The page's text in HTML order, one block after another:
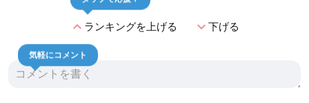
expand_lessランキングを上げる expand_more下げる
気軽にコメント